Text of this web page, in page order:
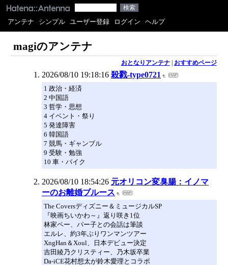
アンテナ シンプル ユーザー登録 ログイン ヘルプ
magiのアンテナ
おとなりアンテナ| おすすめページ
2026/08/10 19:18:16 殺戮-type0721
1 政治・経済
2 中国語
3 哲学・思想
4 イベント・祭り
5 発達障害
6 韓国語
7 競馬・ギャンブル
9 受験・勉強
10 車・バイク
2026/08/10 18:54:26 元オリコン変臭腸：イノマ
ーのお離婚ブルース
The Coversディズニー＆ミュージカルSP
『映画ちいかわ～』返り咲き1位
林家ペー、パー子との会話は筆談
エルレ、約3年ぶりワンマンツアー
XngHan＆Xoul、日本デビュー決定
吉田綾乃クリスティー、乃木坂卒業
Da-iCE花村想太が鈴木愛理とコラボ